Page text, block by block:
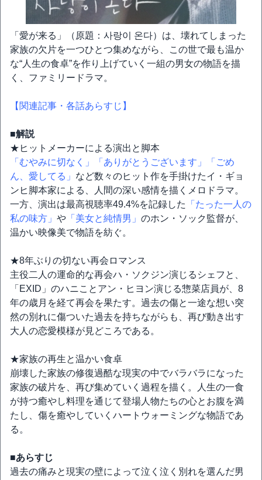
「愛が来る」（原題：사랑이 온다）は、壊れてしまった
家族の欠片を一つひとつ集めながら、この世で最も温か
な“人生の食卓”を作り上げていく一組の男女の物語を描
く、ファミリードラマ。
【関連記事・各話あらすじ】
■解説
★ヒットメーカーによる演出と脚本
「むやみに切なく」
「ありがとうございます」
「ごめ
ん、愛してる」 など数々のヒット作を手掛けたイ・ギョ
ンヒ脚本家による、人間の深い感情を描くメロドラマ。
一方、演出は最高視聴率49.4%を記録した
「たった一人の
私の味方」 や 「美女と純情男」 のホン・ソック監督が、
温かい映像美で物語を紡ぐ。
★8年ぶりの切ない再会ロマンス
主役二人の運命的な再会ハ・ソクジン演じるシェフと、
「EXID」のハニことアン・ヒヨン演じる惣菜店員が、8
年の歳月を経て再会を果たす。過去の傷と一途な想い突
然の別れに傷ついた過去を持ちながらも、再び動き出す
大人の恋愛模様が見どころである。
★家族の再生と温かい食卓
崩壊した家族の修復過酷な現実の中でバラバラになった
家族の破片を、再び集めていく過程を描く。人生の一食
が持つ癒やし料理を通じて登場人物たちの心とお腹を満
たし、傷を癒やしていくハートウォーミングな物語であ
る。
■あらすじ
過去の痛みと現実の壁によって泣く泣く別れを選んだ男